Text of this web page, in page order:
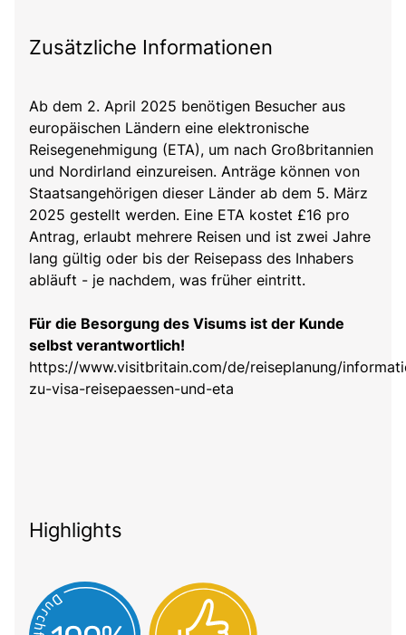
Zusätzliche Informationen
Ab dem 2. April 2025 benötigen Besucher aus
europäischen Ländern eine elektronische
Reisegenehmigung (ETA), um nach Großbritannien
und Nordirland einzureisen. Anträge können von
Staatsangehörigen dieser Länder ab dem 5. März
2025 gestellt werden. Eine ETA kostet £16 pro
Antrag, erlaubt mehrere Reisen und ist zwei Jahre
lang gültig oder bis der Reisepass des Inhabers
abläuft - je nachdem, was früher eintritt.
Für die Besorgung des Visums ist der Kunde
selbst verantwortlich!
https://www.visitbritain.com/de/reiseplanung/
zu-visa-reisepaessen-und-eta
Highlights